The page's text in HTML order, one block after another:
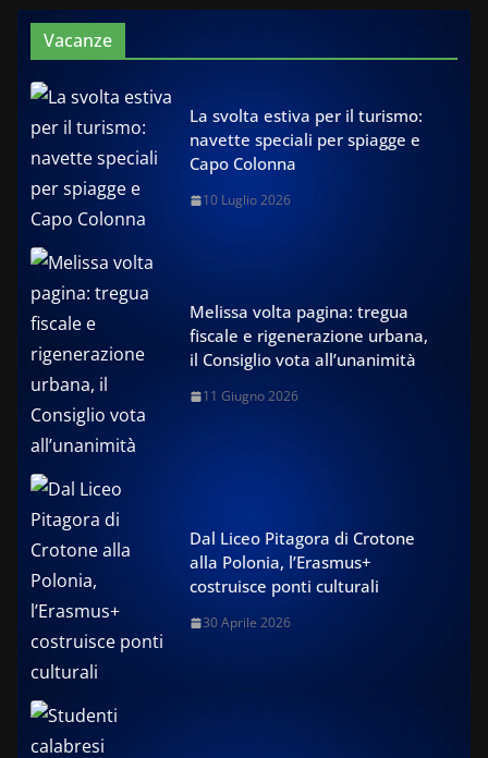
Vacanze
La svolta estiva per il turismo:
navette speciali per spiagge e
Capo Colonna
10 Luglio 2026
Melissa volta pagina: tregua
fiscale e rigenerazione urbana,
il Consiglio vota all’unanimità
11 Giugno 2026
Dal Liceo Pitagora di Crotone
alla Polonia, l’Erasmus+
costruisce ponti culturali
30 Aprile 2026